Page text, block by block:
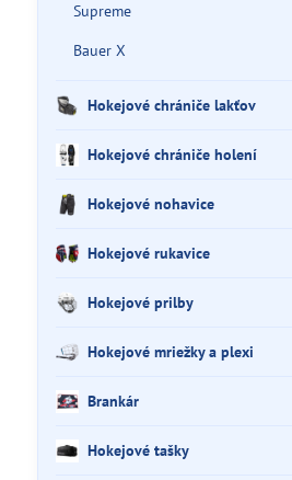
Supreme
Bauer X
Hokejové chrániče lakťov
Hokejové chrániče holení
Hokejové nohavice
Hokejové rukavice
Hokejové prilby
Hokejové mriežky a plexi
Brankár
Hokejové tašky